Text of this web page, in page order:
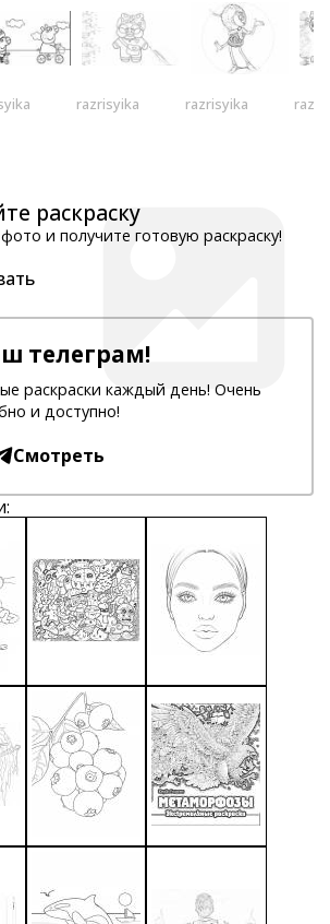
razrisyika razrisyika
раскраску
и получите готовую раскраску!
телеграм!
раскраски каждый день! Очень
и доступно!
Смотреть